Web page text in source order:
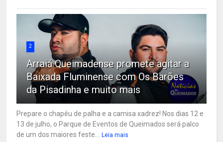
2
Arraiá Queimadense promete agitar a
Baixada Fluminense com Os Barões
da Pisadinha e muito mais
Prepare o chapéu de palha e a camisa xadrez! Nos dias 12 e
13 de julho, o Parque de Eventos de Queimados será palco
de um dos maiores feste...
Leia mais